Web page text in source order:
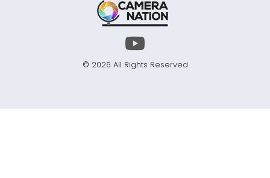
© 2026 All Rights Reserved